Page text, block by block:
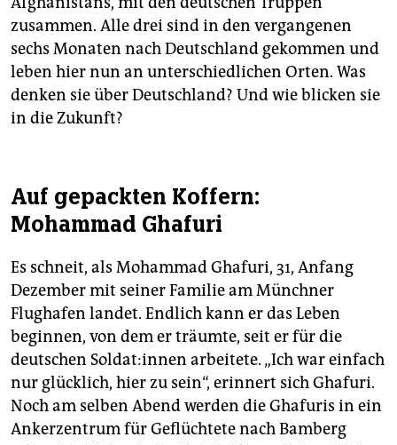
zusammen. Alle drei sind in den vergangenen
sechs Monaten nach Deutschland gekommen und
leben hier nun an unterschiedlichen Orten. Was
denken sie über Deutschland? Und wie blicken sie
in die Zukunft?
Auf gepackten Koffern:
Mohammad Ghafuri
Es schneit, als Mohammad Ghafuri, 31, Anfang
Dezember mit seiner Familie am Münchner
Flughafen landet. Endlich kann er das Leben
beginnen, von dem er träumte, seit er für die
deutschen Sol­da­t:in­nen arbeitete. „Ich war einfach
nur glücklich, hier zu sein“, erinnert sich Ghafuri.
Noch am selben Abend werden die Ghafuris in ein
Ankerzentrum für Geflüchtete nach Bamberg